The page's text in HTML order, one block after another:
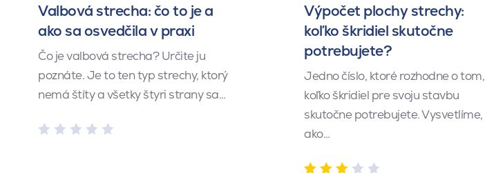
Valbová strecha: čo to je a
ako sa osvedčila v praxi
Čo je valbová strecha? Určite ju
poznáte. Je to ten typ strechy, ktorý
nemá štíty a všetky štyri strany sa…
Výpočet plochy strechy:
koľko škridiel skutočne
potrebujete?
Jedno číslo, ktoré rozhodne o tom,
koľko škridiel pre svoju stavbu
skutočne potrebujete. Vysvetlíme,
ako…